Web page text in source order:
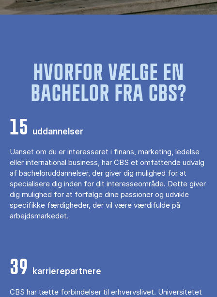
HVORFOR VÆLGE EN
BACHELOR FRA CBS?
15 uddannelser
Uanset om du er interesseret i finans, marketing, ledelse
eller international business, har CBS et omfattende udvalg
af bacheloruddannelser, der giver dig mulighed for at
specialisere dig inden for dit interesseområde. Dette giver
dig mulighed for at forfølge dine passioner og udvikle
specifikke færdigheder, der vil være værdifulde på
arbejdsmarkedet.
39 karrierepartnere
CBS har tætte forbindelser til erhvervslivet. Universitetet